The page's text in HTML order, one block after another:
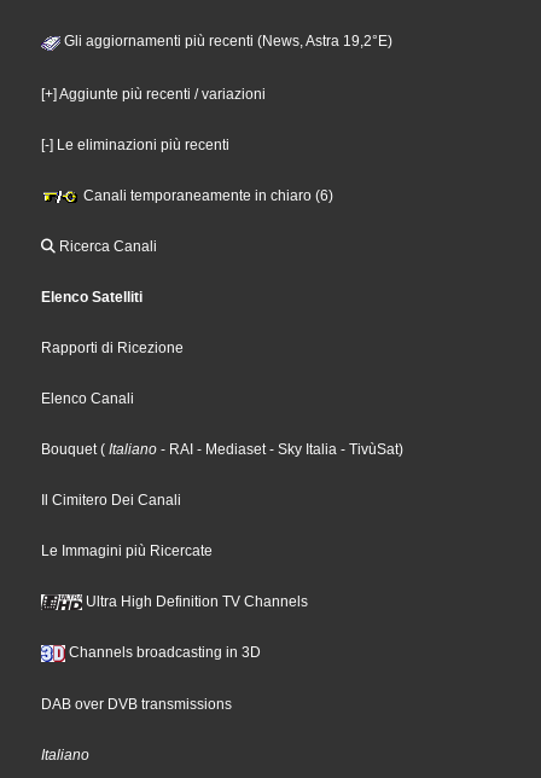
Gli aggiornamenti più recenti (News, Astra 19,2°E)
[+] Aggiunte più recenti / variazioni
[-] Le eliminazioni più recenti
Canali temporaneamente in chiaro (6)
Ricerca Canali
Elenco Satelliti
Rapporti di Ricezione
Elenco Canali
Bouquet( Italiano - RAI - Mediaset- Sky Italia - TivùSat)
Il Cimitero Dei Canali
Le Immagini più Ricercate
Ultra High Definition TV Channels
Channels broadcasting in 3D
DAB over DVB transmissions
Italiano